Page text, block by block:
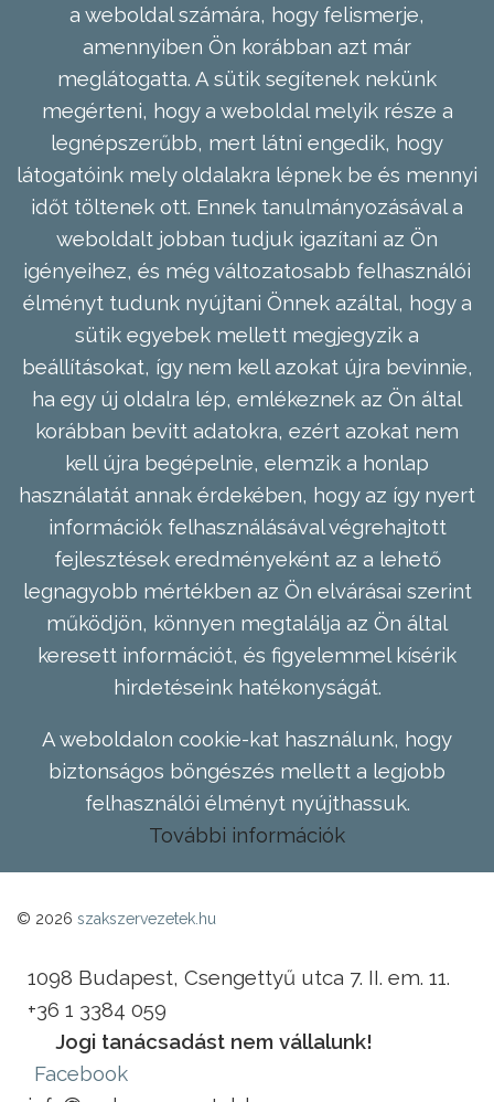
a weboldal számára, hogy felismerje,
amennyiben Ön korábban azt már
meglátogatta. A sütik segítenek nekünk
megérteni, hogy a weboldal melyik része a
legnépszerűbb, mert látni engedik, hogy
látogatóink mely oldalakra lépnek be és mennyi
időt töltenek ott. Ennek tanulmányozásával a
weboldalt jobban tudjuk igazítani az Ön
igényeihez, és még változatosabb felhasználói
élményt tudunk nyújtani Önnek azáltal, hogy a
sütik egyebek mellett megjegyzik a
beállításokat, így nem kell azokat újra bevinnie,
ha egy új oldalra lép, emlékeznek az Ön által
korábban bevitt adatokra, ezért azokat nem
kell újra begépelnie, elemzik a honlap
használatát annak érdekében, hogy az így nyert
információk felhasználásával végrehajtott
fejlesztések eredményeként az a lehető
legnagyobb mértékben az Ön elvárásai szerint
működjön, könnyen megtalálja az Ön által
keresett információt, és figyelemmel kísérik
hirdetéseink hatékonyságát.
A weboldalon cookie-kat használunk, hogy
biztonságos böngészés mellett a legjobb
felhasználói élményt nyújthassuk.
További információk
© 2026 szakszervezetek.hu
1098 Budapest, Csengettyű utca 7. II. em. 11.
+36 1 3384 059
Jogi tanácsadást nem vállalunk!
Facebook